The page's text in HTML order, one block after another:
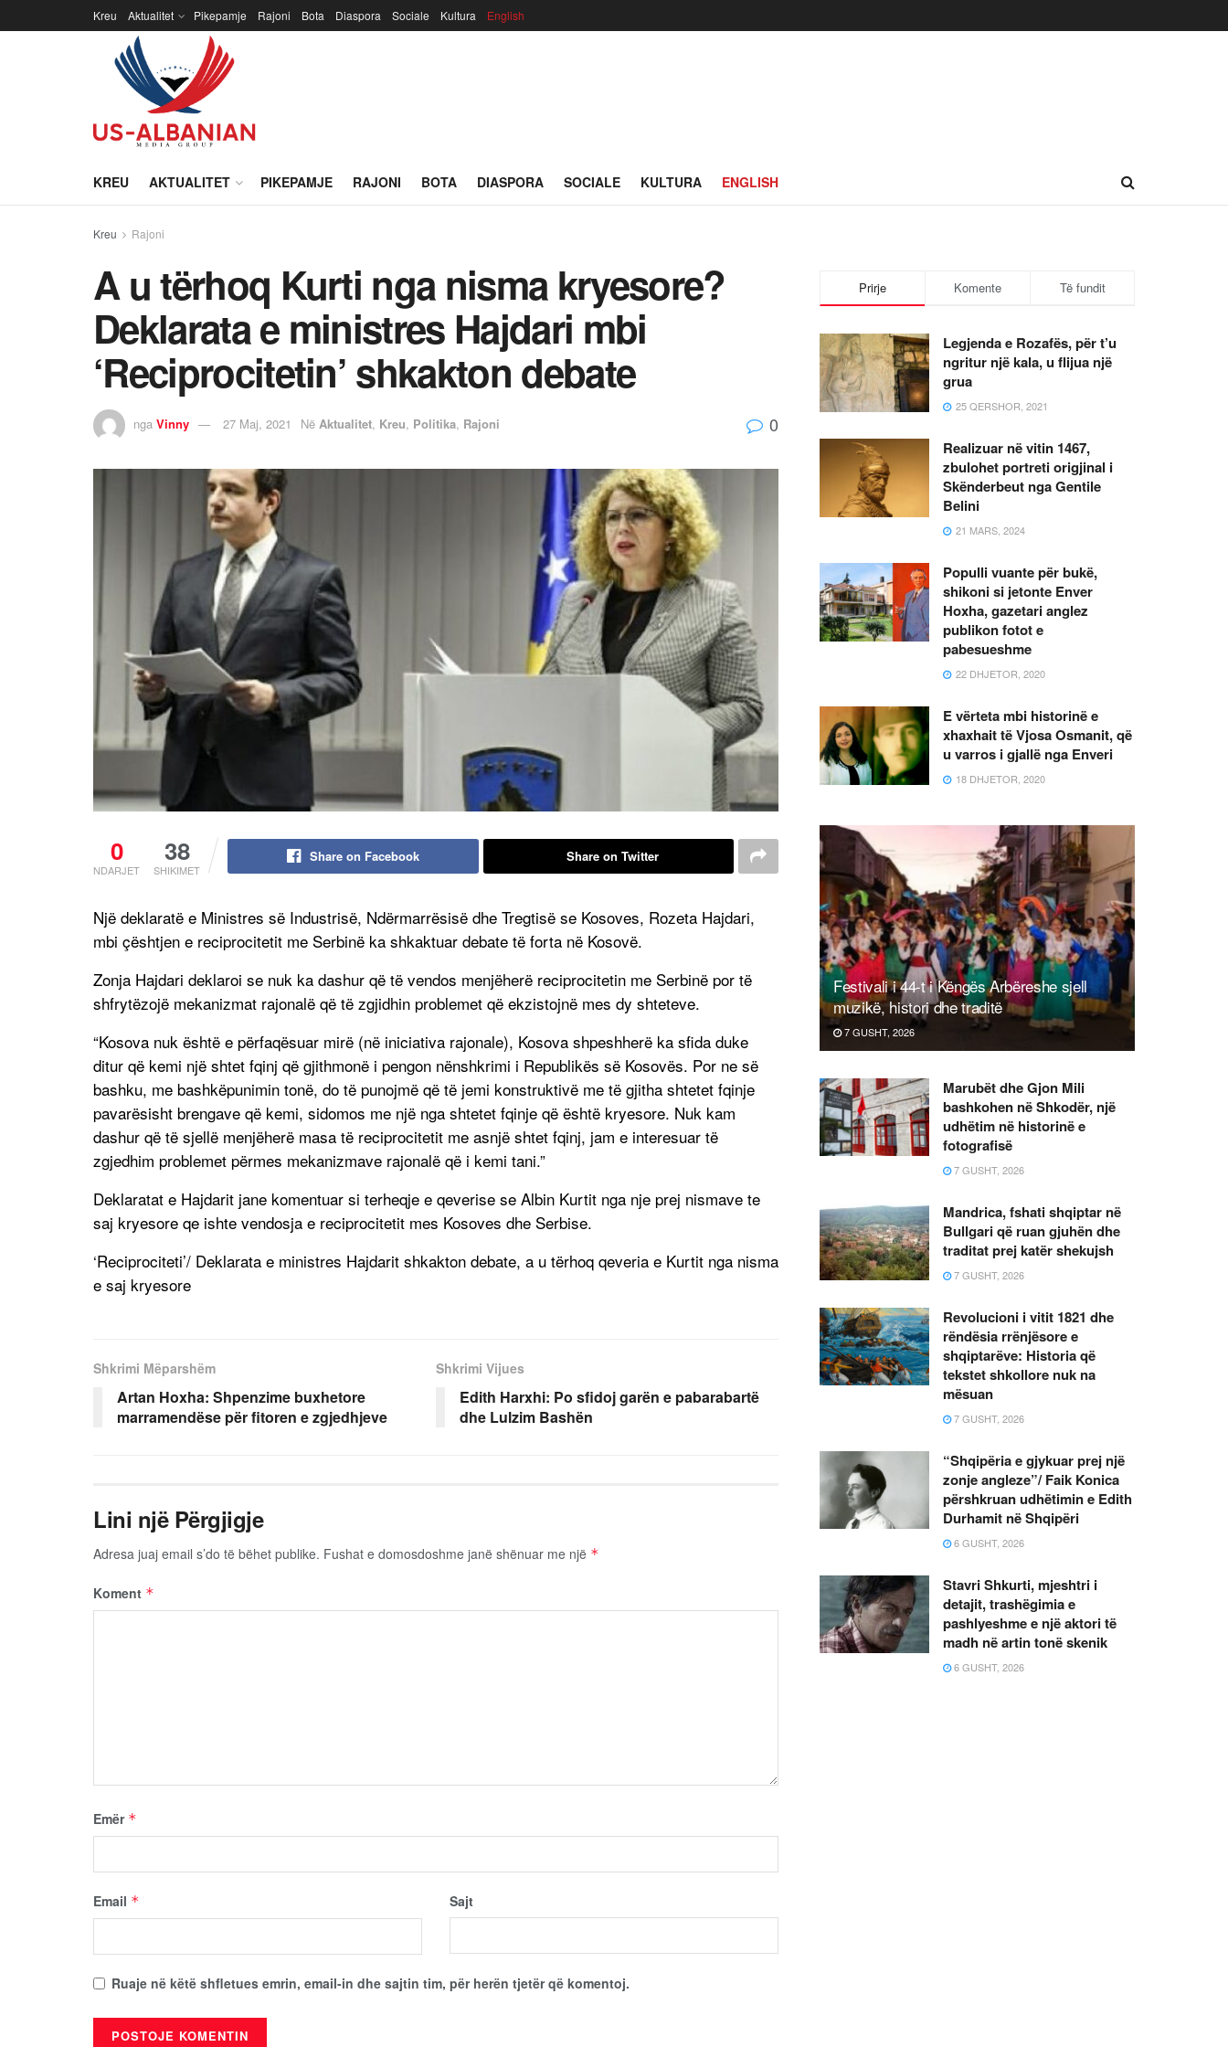
Kreu Aktualitet Pikepamje Rajoni Bota Diaspora Sociale Kultura English
KREU AKTUALITET PIKEPAMJE RAJONI BOTA DIASPORA SOCIALE KULTURA ENGLISH
Kreu Rajoni
A u tërhoq Kurti nga nisma kryesore?
Deklarata e ministres Hajdari mbi
‘Reciprocitetin’ shkakton debate
nga Vinny 27 Maj, 2021 Në Aktualitet, Kreu, Politika, Rajoni 0
0
NDARJET
38
SHIKIMET
Share on Facebook Share on Twitter
Një deklaratë e Ministres së Industrisë, Ndërmarrësisë dhe Tregtisë se Kosoves, Rozeta Hajdari,
mbi çështjen e reciprocitetit me Serbinë ka shkaktuar debate të forta në Kosovë.
Zonja Hajdari deklaroi se nuk ka dashur që të vendos menjëherë reciprocitetin me Serbinë por të
shfrytëzojë mekanizmat rajonalë që të zgjidhin problemet që ekzistojnë mes dy shteteve.
“Kosova nuk është e përfaqësuar mirë (në iniciativa rajonale), Kosova shpeshherë ka sfida duke
ditur që kemi një shtet fqinj që gjithmonë i pengon nënshkrimi i Republikës së Kosovës. Por ne së
bashku, me bashkëpunimin tonë, do të punojmë që të jemi konstruktivë me të gjitha shtetet fqinje
pavarësisht brengave që kemi, sidomos me një nga shtetet fqinje që është kryesore. Nuk kam
dashur që të sjellë menjëherë masa të reciprocitetit me asnjë shtet fqinj, jam e interesuar të
zgjedhim problemet përmes mekanizmave rajonalë që i kemi tani.”
Deklaratat e Hajdarit jane komentuar si terheqje e qeverise se Albin Kurtit nga nje prej nismave te
saj kryesore qe ishte vendosja e reciprocitetit mes Kosoves dhe Serbise.
‘Reciprociteti’/ Deklarata e ministres Hajdarit shkakton debate, a u tërhoq qeveria e Kurtit nga nisma
e saj kryesore
Shkrimi Mëparshëm
Artan Hoxha: Shpenzime buxhetore
marramendëse për fitoren e zgjedhjeve
Shkrimi Vijues
Edith Harxhi: Po sfidoj garën e pabarabartë
dhe Lulzim Bashën
Lini një Përgjigje
Adresa juaj email s’do të bëhet publike. Fushat e domosdoshme janë shënuar me një *
Koment *
Emër *
Email * Sajt
Ruaje në këtë shfletues emrin, email-in dhe sajtin tim, për herën tjetër që komentoj.
Prirje Komente Të fundit
Legjenda e Rozafës, për t’u
ngritur një kala, u flijua një
grua
25 QERSHOR, 2021
Realizuar në vitin 1467,
zbulohet portreti origjinal i
Skënderbeut nga Gentile
Belini
21 MARS, 2024
Populli vuante për bukë,
shikoni si jetonte Enver
Hoxha, gazetari anglez
publikon fotot e
pabesueshme
22 DHJETOR, 2020
E vërteta mbi historinë e
xhaxhait të Vjosa Osmanit, që
u varros i gjallë nga Enveri
18 DHJETOR, 2020
Festivali i 44-t i Këngës Arbëreshe sjell
muzikë, histori dhe traditë
7 GUSHT, 2026
Marubët dhe Gjon Mili
bashkohen në Shkodër, një
udhëtim në historinë e
fotografisë
7 GUSHT, 2026
Mandrica, fshati shqiptar në
Bullgari që ruan gjuhën dhe
traditat prej katër shekujsh
7 GUSHT, 2026
Revolucioni i vitit 1821 dhe
rëndësia rrënjësore e
shqiptarëve: Historia që
tekstet shkollore nuk na
mësuan
7 GUSHT, 2026
“Shqipëria e gjykuar prej një
zonje angleze”/ Faik Konica
përshkruan udhëtimin e Edith
Durhamit në Shqipëri
6 GUSHT, 2026
Stavri Shkurti, mjeshtri i
detajit, trashëgimia e
pashlyeshme e një aktori të
madh në artin tonë skenik
6 GUSHT, 2026